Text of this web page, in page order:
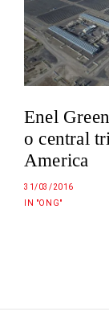
Enel
o central
America
31/03/2016
IN "ONG"